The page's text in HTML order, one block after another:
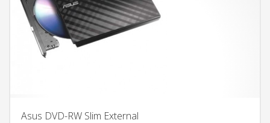
Asus DVD-RW Slim External